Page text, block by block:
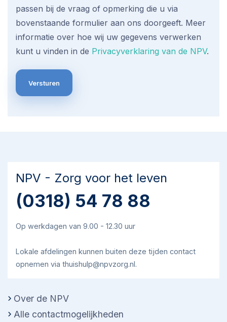
passen bij de vraag of opmerking die u via
bovenstaande formulier aan ons doorgeeft. Meer
informatie over hoe wij uw gegevens verwerken
kunt u vinden in de Privacyverklaring van de NPV.
NPV - Zorg voor het leven
(0318) 54 78 88
Op werkdagen van 9.00 - 12.30 uur
Lokale afdelingen kunnen buiten deze tijden contact
opnemen via thuishulp@npvzorg.nl.
Over de NPV
Alle contactmogelijkheden